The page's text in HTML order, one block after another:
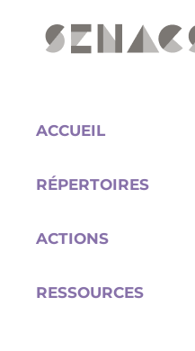
ACCUEIL
RÉPERTOIRES
ACTIONS
RESSOURCES
Coordination